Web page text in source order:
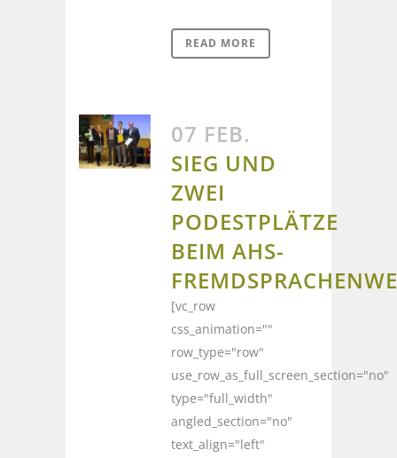
READ MORE
07 FEB.
SIEG UND
ZWEI
PODESTPLÄTZE
BEIM AHS-
[vc_row
css_animation=""
row_type="row"
use_row_as_full_screen_section="no"
type="full_width"
angled_section="no"
text_align="left"